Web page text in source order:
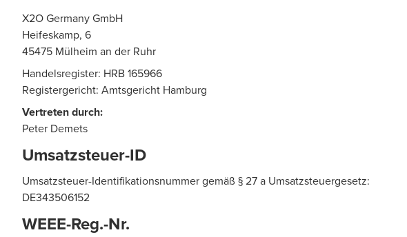
X2O Germany GmbH
Heifeskamp, 6
45475 Mülheim an der Ruhr
Handelsregister: HRB 165966
Registergericht: Amtsgericht Hamburg
Vertreten durch:
Peter Demets
Umsatzsteuer-ID
Umsatzsteuer-Identifikationsnummer gemäß § 27 a Umsatzsteuergesetz:
DE343506152
WEEE-Reg.-Nr.